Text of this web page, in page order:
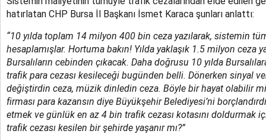
hatırlatan CHP Bursa İl Başkanı İsmet Karaca şunları anlattı:
“10 yılda toplam 14 milyon 400 bin ceza yazılarak, sistemin
hesaplamışlar. Hortuma bakın! Yılda yaklaşık 1.5 milyon ceza
Bursalıların cebinden çıkacak. Daha doğrusu 10 yılda
trafik para cezası kesileceği bugünden belli. Dönerken sinyal
değiştirdin ceza, müzik dinledin ceza. Böyle bir hayat olabilir
firması para kazansın diye Büyükşehir Belediyesi’ni
etmek ve günlük en az 4 bin trafik cezası kotasını doldurmak
trafik cezası kesilen bir şehirde yaşanır mı?”